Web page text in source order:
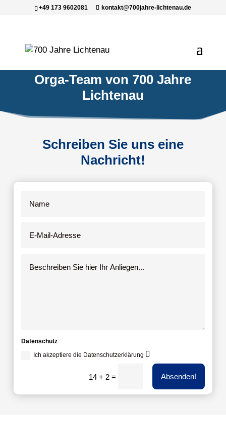
+49 173 9602081 kontakt@700jahre-lichtenau.de
Orga-Team von 700 Jahre
Lichtenau
Schreiben Sie uns eine
Nachricht!
Datenschutz
Ich akzeptiere die Datenschutzerklärung
14 + 2 = Absenden!